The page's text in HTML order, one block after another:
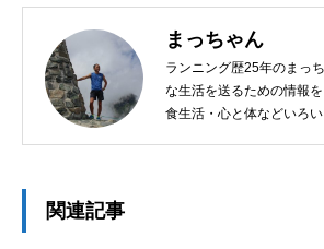
まっちゃん
ランニング歴25年のまっ
な生活を送るための情報
食生活・心と体などいろ
関連記事